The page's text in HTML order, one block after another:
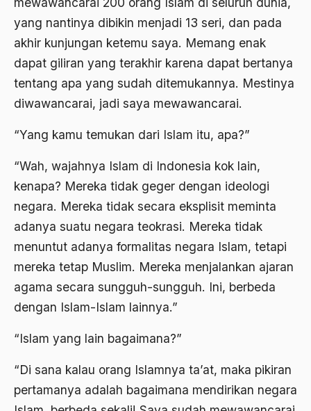
yang nantinya dibikin menjadi 13 seri, dan pada
akhir kunjungan ketemu saya. Memang enak
dapat giliran yang terakhir karena dapat bertanya
tentang apa yang sudah ditemukannya. Mestinya
diwawancarai, jadi saya mewawancarai.
“Yang kamu temukan dari Islam itu, apa?”
“Wah, wajahnya Islam di Indonesia kok lain,
kenapa? Mereka tidak geger dengan ideologi
negara. Mereka tidak secara eksplisit meminta
adanya suatu negara teokrasi. Mereka tidak
menuntut adanya formalitas negara Islam, tetapi
mereka tetap Muslim. Mereka menjalankan ajaran
agama secara sungguh-sungguh. Ini, berbeda
dengan Islam-Islam lainnya.”
“Islam yang lain bagaimana?”
“Di sana kalau orang Islamnya ta’at, maka pikiran
pertamanya adalah bagaimana mendirikan negara
area studies
Argentina
Ariel Saron
Aristoteles
Arnold Y. Toynbeen
Arogansi Birokrasi
Arrigo Sacchi
Arswendo Atmowiloto
Arti Kepemimpinan
asal-usul tradisi keilmuan pesantren